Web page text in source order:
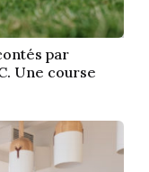
par
Une course